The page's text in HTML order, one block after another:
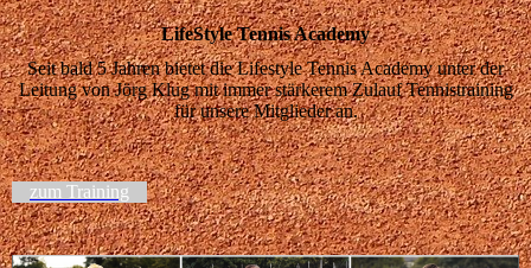
LifeStyle Tennis Academy
Seit bald 5 Jahren bietet die Lifestyle Tennis Academy unter der
Leitung von Jörg Klug mit immer stärkerem Zulauf Tennistraining
für unsere Mitglieder an.
zum Training